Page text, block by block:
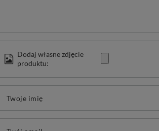
Dodaj własne zdjęcie
produktu:
Twoje imię